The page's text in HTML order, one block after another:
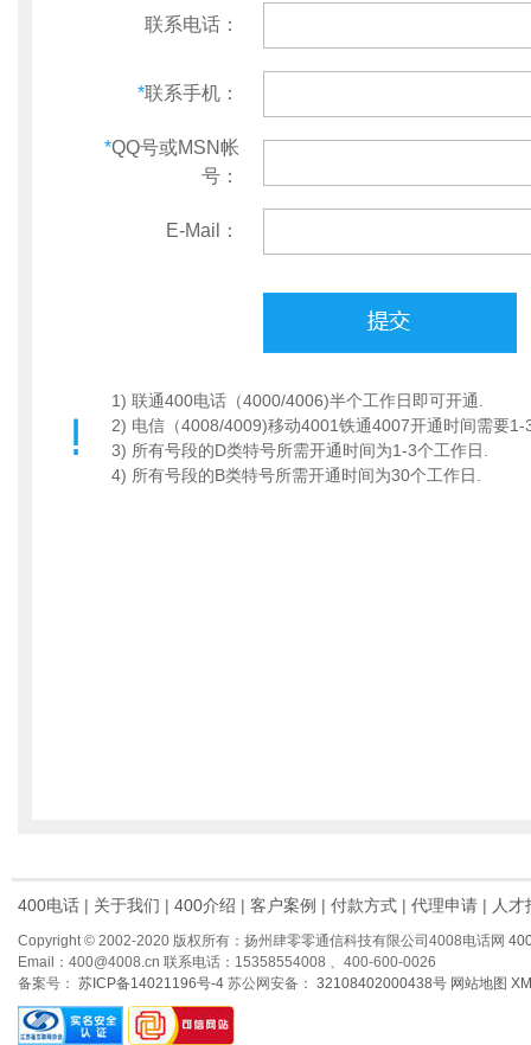
联系电话：
*联系手机：
*QQ号或MSN帐
号：
E-Mail：
1) 联通400电话（4000/4006)半个工作日即可开通.
2) 电信（4008/4009)移动4001铁通4007开通时间需要1-
3) 所有号段的D类特号所需开通时间为1-3个工作日.
4) 所有号段的B类特号所需开通时间为30个工作日.
400电话 | 关于我们 | 400介绍 | 客户案例 | 付款方式 | 代理申请 | 人才
Copyright © 2002-2020 版权所有：扬州肆零零通信科技有限公司4008电话网
Email：400@4008.cn 联系电话：15358554008 、400-600-0026
备案号： 苏ICP备14021196号-4 苏公网安备： 32108402000438号 网站地图